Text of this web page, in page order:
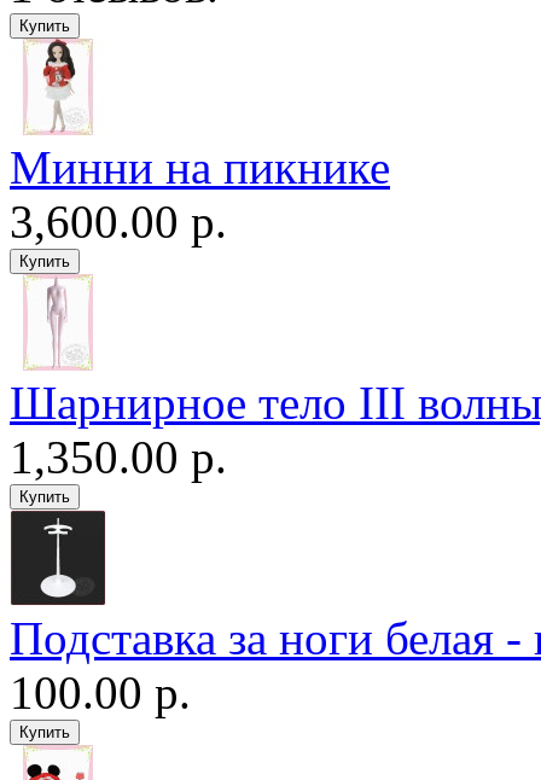
Минни на пикнике
3,600.00 р.
Шарнирное тело III
1,350.00 р.
Подставка за ноги белая
100.00 р.